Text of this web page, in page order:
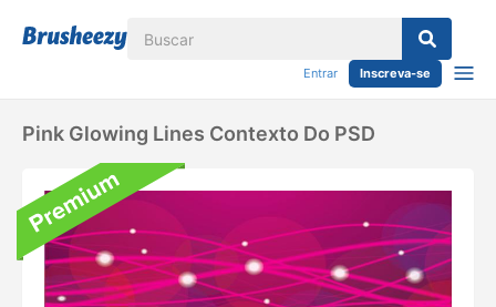
Entrar Inscreva-se
Pink Glowing Lines Contexto Do PSD